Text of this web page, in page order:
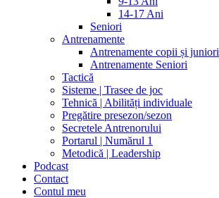
14-17 Ani
Seniori
Antrenamente
Antrenamente copii și juniori
Antrenamente Seniori
Tactică
Sisteme | Trasee de joc
Tehnică | Abilități individuale
Pregătire presezon/sezon
Secretele Antrenorului
Portarul | Numărul 1
Metodică | Leadership
Podcast
Contact
Contul meu